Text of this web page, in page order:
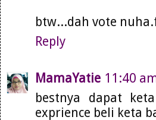
btw...dah vote
Reply
MamaYatie 11:40
bestnya dapat
exprience beli keta